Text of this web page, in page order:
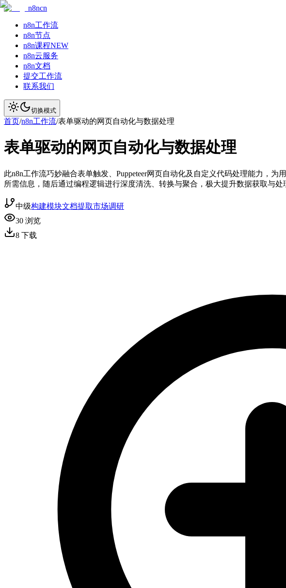
n8ncn
n8n工作流
n8n节点
n8n课程NEW
n8n云服务
n8n文档
提交工作流
联系我们
切换模式
首页/n8n工作流/表单驱动的网页自动化与数据处理
表单驱动的网页自动化与数据处理
此n8n工作流巧妙融合表单触发、Puppeteer网页自动化及自定义代码处理能力，
所需信息，随后通过编程逻辑进行深度清洗、转换与聚合，极大提升数据获取与处
中级构建模块文档提取市场调研
30 浏览
8 下载